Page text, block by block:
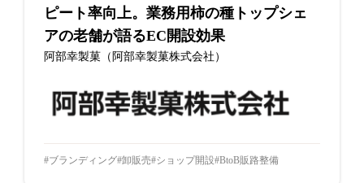
ピート率向上。業務用柿の種トップシェ
アの老舗が語るEC開設効果
阿部幸製菓（阿部幸製菓株式会社）
ブランディング 卸販売 ショップ開設 BtoB販路整備